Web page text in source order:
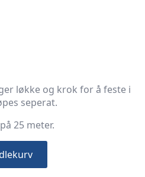
løkke og krok for å feste i
seperat.
25 meter.